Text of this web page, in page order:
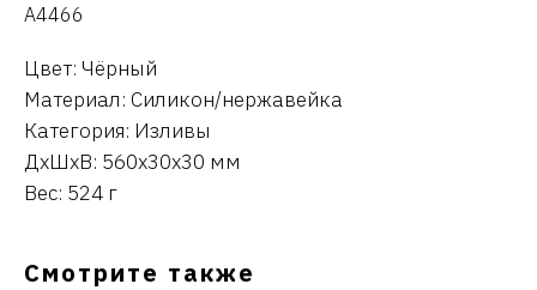
A4466
Цвет: Чёрный
Материал: Силикон/нержавейка
Категория: Изливы
ДxШxВ: 560x30x30 мм
Вес: 524 г
Смотрите также